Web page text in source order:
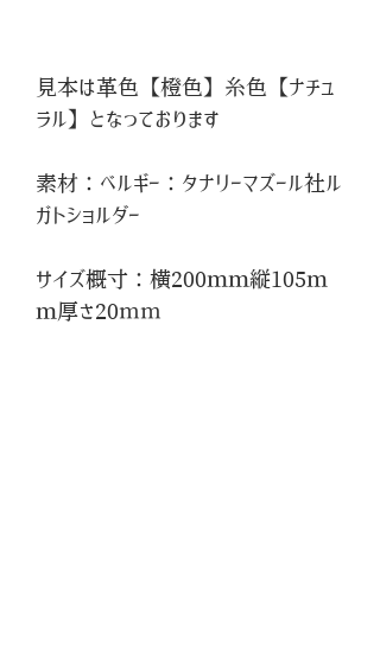
見本は革色【橙色】糸色【ナチュ
ラル】となっております
素材：ベルギー：タナリーマズール社ル
ガトショルダー
サイズ概寸：横200ｍｍ縦105ｍ
ｍ厚さ20mm